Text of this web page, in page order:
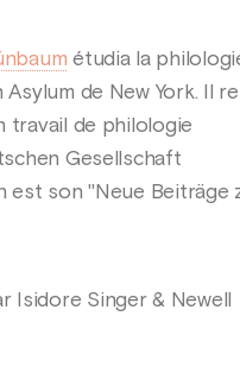
étudia la
de New York. Il
travail de philologie
Gesellschaft
est son "Neue Beiträge
Isidore Singer & Newell